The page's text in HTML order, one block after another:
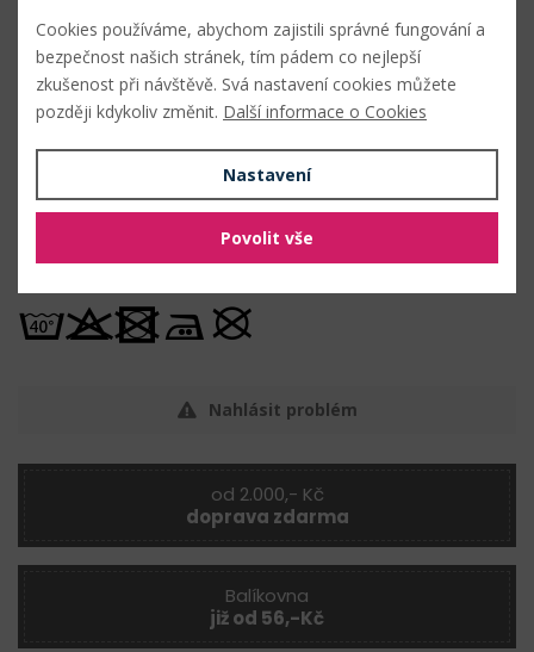
Techniky
šití bytových dekorací
výroba tašek, kabelek a peněženek
Údržba
Nahlásit problém
od 2.000,- Kč
doprava zdarma
Balíkovna
již od 56,-Kč
Cookies používáme, abychom zajistili správné fungování a
bezpečnost našich stránek, tím pádem co nejlepší
zkušenost při návštěvě. Svá nastavení cookies můžete
později kdykoliv změnit. Další informace o Cookies
Nastavení
Povolit vše